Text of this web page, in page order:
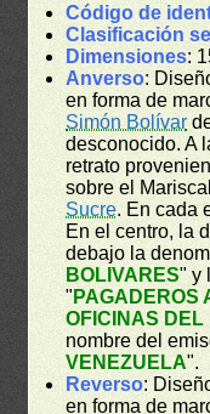
Código de
Clasificación
Dimensiones:
Anverso:
en forma de
Simón Bolívar
desconocido. A
retrato
sobre el
Sucre. En cada
En el centro, la
debajo la
BOLIVARES" y
" PAGADEROS
OFICINAS
nombre del
VENEZUELA".
Reverso:
en forma de